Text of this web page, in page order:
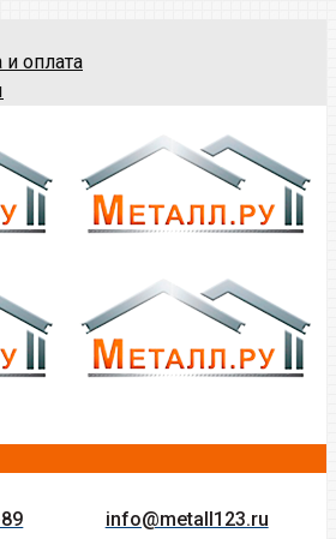
оплата
info@metall123.ru